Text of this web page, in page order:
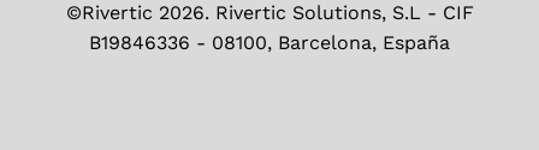
©Rivertic 2026. Rivertic Solutions, S.L - CIF
B19846336 - 08100, Barcelona, España